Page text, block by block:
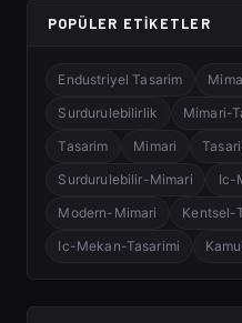
POPÜLER ETIKETLER
Endustriyel Tasarim
Surdurulebilirlik
Mimari-
Tasarim
Mimari
Surdurulebilir-Mimari
Ic-
Modern-Mimari
Kentsel-
Ic-Mekan-Tasarimi